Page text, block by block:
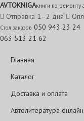
AVTOKNIGAкниги по ремонту
Отправка 1–2 дня
Стол заказов 050 943 23 24
063 513 21 62
Главная
Каталог
Доставка и оплата
Автолитература онлайн